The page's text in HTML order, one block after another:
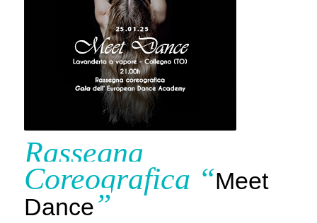
Rassegna
Coreografica “Meet
Dance”